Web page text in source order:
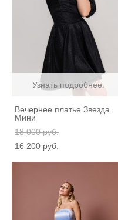
Узнать подробнее.
Вечернее платье Звезда
Мини
18 000 pуб.
16 200 pуб.